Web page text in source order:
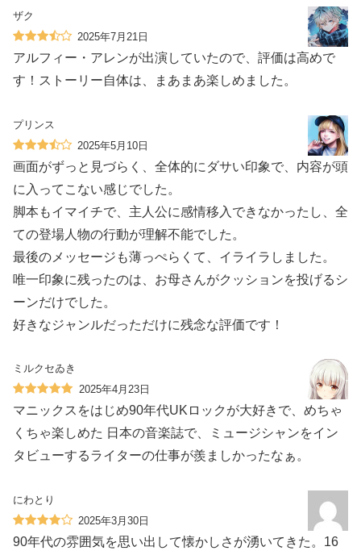
ザク
2025年7月21日
アルフィー・アレンが出演していたので、評価は高めで
す！ストーリー自体は、まあまあ楽しめました。
プリンス
2025年5月10日
画面がずっと見づらく、全体的にダサい印象で、内容が頭
に入ってこない感じでした。
脚本もイマイチで、主人公に感情移入できなかったし、全
ての登場人物の行動が理解不能でした。
最後のメッセージも薄っぺらくて、イライラしました。
唯一印象に残ったのは、お母さんがクッションを投げるシ
ーンだけでした。
好きなジャンルだっただけに残念な評価です！
ミルクセゐき
2025年4月23日
マニックスをはじめ90年代UKロックが大好きで、めちゃ
くちゃ楽しめた 日本の音楽誌で、ミュージシャンをイン
タビューするライターの仕事が羨ましかったなぁ。
にわとり
2025年3月30日
90年代の雰囲気を思い出して懐かしさが湧いてきた。16